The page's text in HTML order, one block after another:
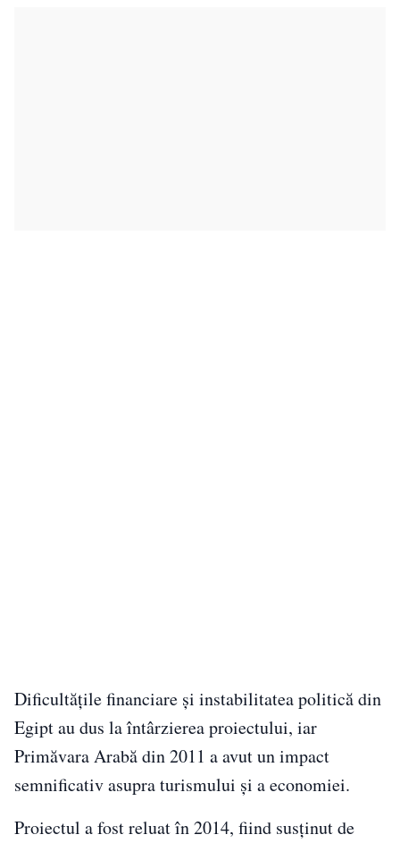
Dificultățile financiare și instabilitatea politică din
Egipt au dus la întârzierea proiectului, iar
Primăvara Arabă din 2011 a avut un impact
semnificativ asupra turismului și a economiei.
Proiectul a fost reluat în 2014, fiind susținut de